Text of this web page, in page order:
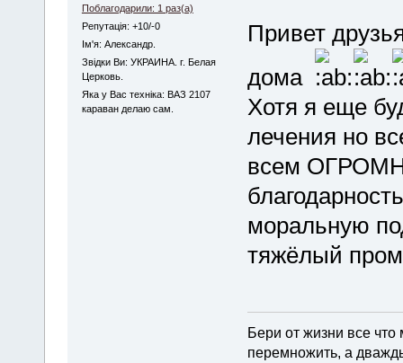
Поблагодарили: 1 раз(а)
Репутація: +10/-0
Iм'я: Александр.
Звідки Ви: УКРАИНА. г. Белая
Церковь.
Яка у Вас техніка: ВАЗ 2107
караван делаю сам.
Привет
дома
Хотя я еще
лечения но
всем
моральную
тяжёлый
Бери от жизни все что
перемножить, а